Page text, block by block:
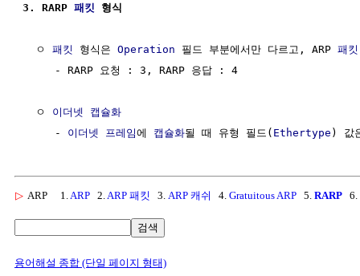
3. RARP 패킷 형식
  ㅇ
패킷 형식은 Operation 필드 부분에서만 다르고, ARP 패킷
     - RARP 요청 : 3, RARP 응답 : 4
  ㅇ
이더넷
캡슐화
     -
이더넷 프레임에 캡슐화될 때 유형 필드( Ethertype
▷ ARP 1. ARP 2. ARP 패킷 3. ARP 캐쉬 4. Gratuitous ARP 5. RARP 6.
검색
용어해설 종합 (단일 페이지 형태)